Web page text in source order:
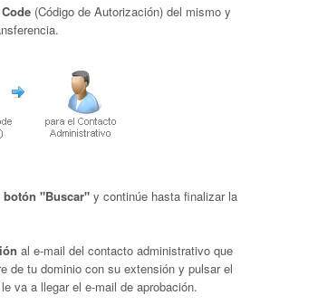
(Código de Autorización) del mismo y
botón "Buscar" y continúe hasta finalizar la
al e-mail del contacto administrativo que
de tu dominio con su extensión y pulsar el
va a llegar el e-mail de aprobación.